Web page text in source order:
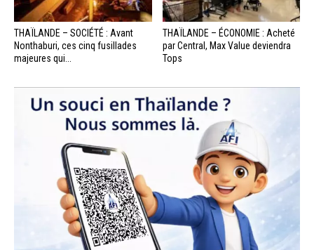
THAÏLANDE – SOCIÉTÉ : Avant
Nonthaburi, ces cinq fusillades
majeures qui...
THAÏLANDE – ÉCONOMIE : Acheté
par Central, Max Value deviendra
Tops